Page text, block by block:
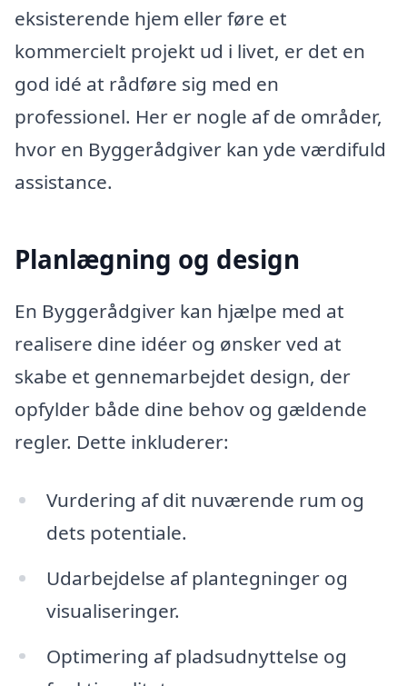
eksisterende hjem eller føre et
kommercielt projekt ud i livet, er det en
god idé at rådføre sig med en
professionel. Her er nogle af de områder,
hvor en Byggerådgiver kan yde værdifuld
assistance.
Planlægning og design
En Byggerådgiver kan hjælpe med at
realisere dine idéer og ønsker ved at
skabe et gennemarbejdet design, der
opfylder både dine behov og gældende
regler. Dette inkluderer:
Vurdering af dit nuværende rum og
dets potentiale.
Udarbejdelse af plantegninger og
visualiseringer.
Optimering af pladsudnyttelse og